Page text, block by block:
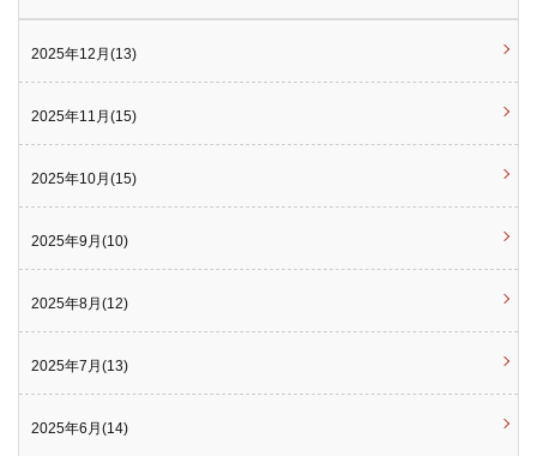
2025年12月(13)
2025年11月(15)
2025年10月(15)
2025年9月(10)
2025年8月(12)
2025年7月(13)
2025年6月(14)